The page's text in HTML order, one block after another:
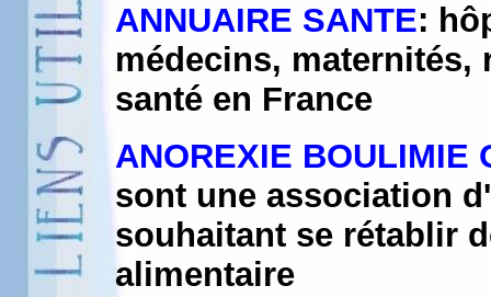
ANNUAIRE SANTE:
médecins, maternités,
santé en France
ANOREXIE BOULIMIE
sont une association
souhaitant se rétablir
alimentaire